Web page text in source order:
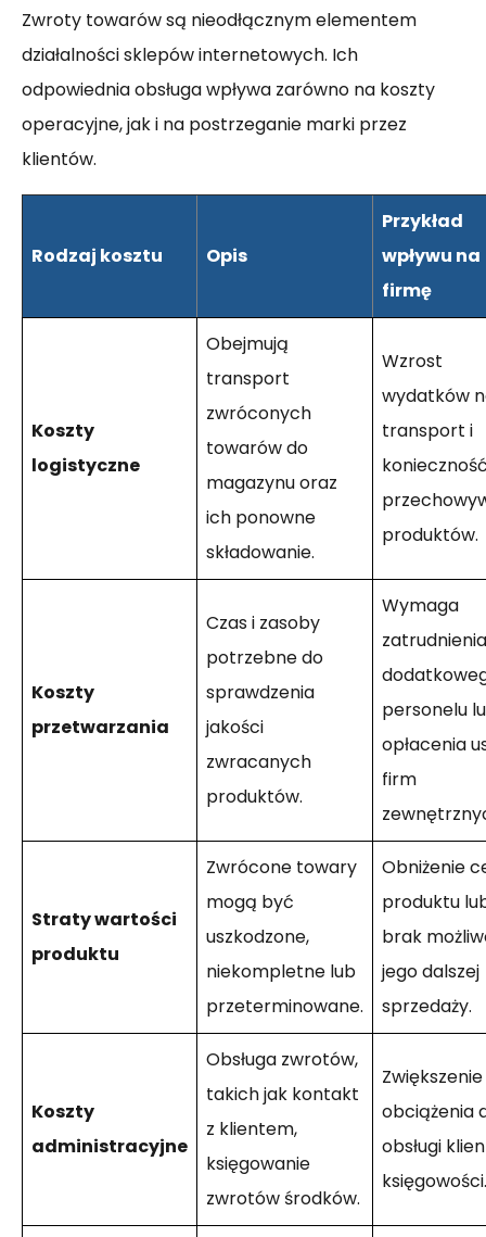
Zwroty towarów są nieodłącznym elementem
działalności sklepów internetowych. Ich
odpowiednia obsługa wpływa zarówno na koszty
operacyjne, jak i na postrzeganie marki przez
klientów.
Rodzaj kosztu Opis
Przykład
wpływu na
firmę
Koszty
logistyczne
Obejmują
transport
zwróconych
towarów do
magazynu oraz
ich ponowne
składowanie.
Wzrost
wydatków
transport i
produktów.
Koszty
przetwarzania
Czas i zasoby
potrzebne do
sprawdzenia
jakości
zwracanych
produktów.
Wymaga
zatrudnienia
personelu
opłacenia
firm
Straty wartości
produktu
Zwrócone towary
mogą być
uszkodzone,
niekompletne lub
przeterminowane.
Obniżenie
produktu
brak
jego dalszej
sprzedaży.
Koszty
administracyjne
Obsługa zwrotów,
takich jak kontakt
z klientem,
księgowanie
zwrotów środków.
Zwiększenie
obciążenia
obsługi
księgowości.